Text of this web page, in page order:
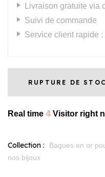
Livraison gratuite via
Suivi de commande
Service client rapide
RUPTURE DE
Real time 4 Visitor right
Collection : Bagues en or
nos bijoux